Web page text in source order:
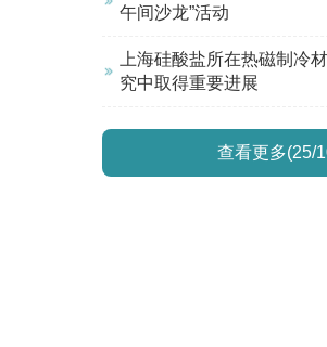
午间沙龙”活动
上海硅酸盐所在热磁制冷
究中取得重要进展
查看更多(25/